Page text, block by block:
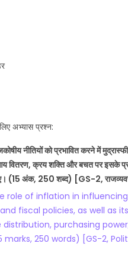
अभ्यास प्रश्न:
नीतियों को प्रभावित करने में
वितरण, क्रय शक्ति और बचत पर इसके
(15 अंक, 250 शब्द) [GS-2,
role of inflation in influencing
fiscal policies, as well as
purchasing
marks, 250 words) [GS-2,